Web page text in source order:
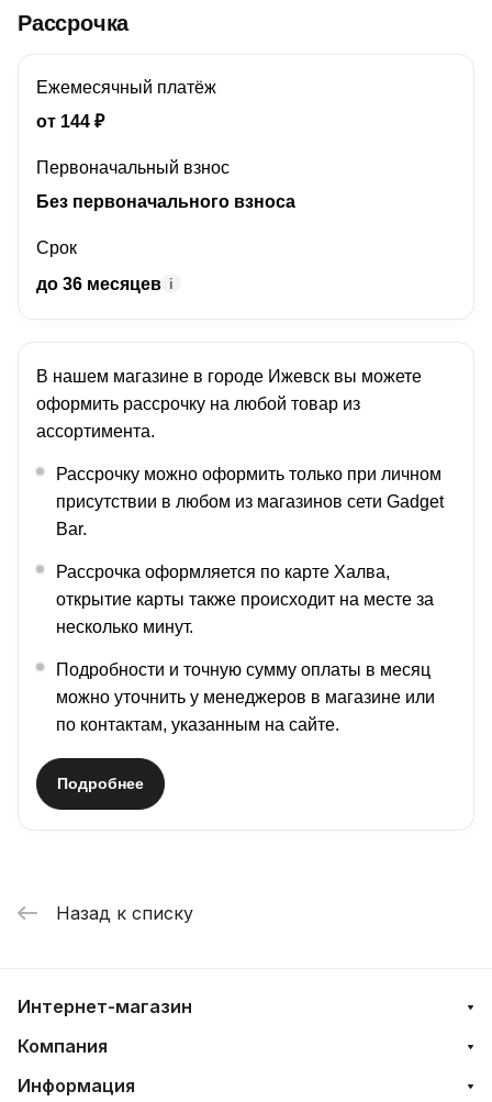
Рассрочка
Ежемесячный платёж
от 144 ₽
Первоначальный взнос
Без первоначального взноса
Срок
до 36 месяцев i
В нашем магазине в городе Ижевск вы можете
оформить рассрочку на любой товар из
ассортимента.
Рассрочку можно оформить только при личном
присутствии в любом из магазинов сети Gadget
Bar.
Рассрочка оформляется по карте Халва,
открытие карты также происходит на месте за
несколько минут.
Подробности и точную сумму оплаты в месяц
можно уточнить у менеджеров в магазине или
по контактам, указанным на сайте.
Подробнее
Назад к списку
Интернет-магазин
Компания
Информация